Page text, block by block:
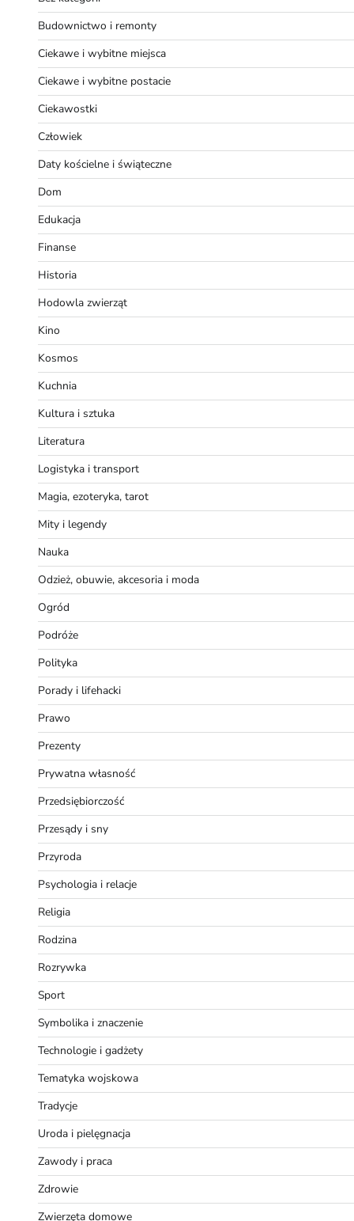
Budownictwo i remonty
Ciekawe i wybitne miejsca
Ciekawe i wybitne postacie
Ciekawostki
Człowiek
Daty kościelne i świąteczne
Dom
Edukacja
Finanse
Historia
Hodowla zwierząt
Kino
Kosmos
Kuchnia
Kultura i sztuka
Literatura
Logistyka i transport
Magia, ezoteryka, tarot
Mity i legendy
Nauka
Odzież, obuwie, akcesoria i moda
Ogród
Podróże
Polityka
Porady i lifehacki
Prawo
Prezenty
Prywatna własność
Przedsiębiorczość
Przesądy i sny
Przyroda
Psychologia i relacje
Religia
Rodzina
Rozrywka
Sport
Symbolika i znaczenie
Technologie i gadżety
Tematyka wojskowa
Tradycje
Uroda i pielęgnacja
Zawody i praca
Zdrowie
Zwierzęta domowe